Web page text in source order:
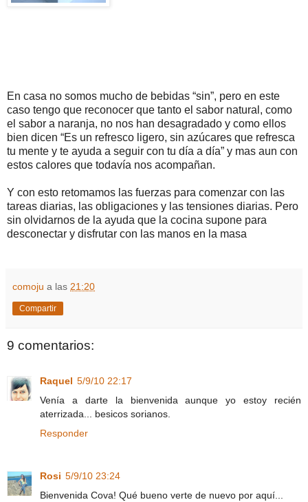
En casa no somos mucho de bebidas “sin”, pero en este
caso tengo que reconocer que tanto el sabor natural, como
el sabor a naranja, no nos han desagradado y como ellos
bien dicen “Es un refresco ligero, sin azúcares que refresca
tu mente y te ayuda a seguir con tu día a día” y mas aun con
estos calores que todavía nos acompañan.
Y con esto retomamos las fuerzas para comenzar con las
tareas diarias, las obligaciones y las tensiones diarias. Pero
sin olvidarnos de la ayuda que la cocina supone para
desconectar y disfrutar con las manos en la masa
comoju a las 21:20
Compartir
9 comentarios:
Raquel 5/9/10 22:17
Venía a darte la bienvenida aunque yo estoy recién
aterrizada... besicos sorianos.
Responder
Rosi 5/9/10 23:24
Bienvenida Cova! Qué bueno verte de nuevo por aquí...